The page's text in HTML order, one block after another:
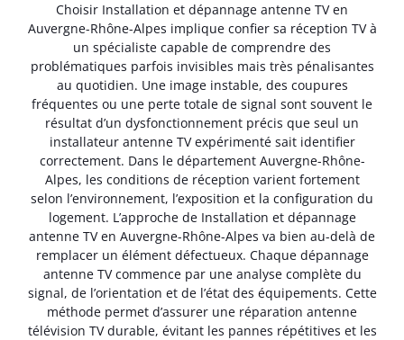
Choisir Installation et dépannage antenne TV en
Auvergne-Rhône-Alpes implique confier sa réception TV à
un spécialiste capable de comprendre des
problématiques parfois invisibles mais très pénalisantes
au quotidien. Une image instable, des coupures
fréquentes ou une perte totale de signal sont souvent le
résultat d’un dysfonctionnement précis que seul un
installateur antenne TV expérimenté sait identifier
correctement. Dans le département Auvergne-Rhône-
Alpes, les conditions de réception varient fortement
selon l’environnement, l’exposition et la configuration du
logement. L’approche de Installation et dépannage
antenne TV en Auvergne-Rhône-Alpes va bien au-delà de
remplacer un élément défectueux. Chaque dépannage
antenne TV commence par une analyse complète du
signal, de l’orientation et de l’état des équipements. Cette
méthode permet d’assurer une réparation antenne
télévision TV durable, évitant les pannes répétitives et les